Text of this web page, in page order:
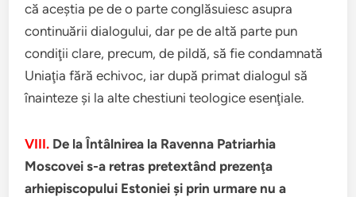
că aceştia pe de o parte conglăsuiesc asupra
continuării dialogului, dar pe de altă parte pun
condiţii clare, precum, de pildă, să fie condamnată
Uniaţia fără echivoc, iar după primat dialogul să
înainteze şi la alte chestiuni teologice esenţiale.
VIII. De la Întâlnirea la Ravenna Patriarhia
Moscovei s-a retras pretextând prezenţa
arhiepiscopului Estoniei şi prin urmare nu a